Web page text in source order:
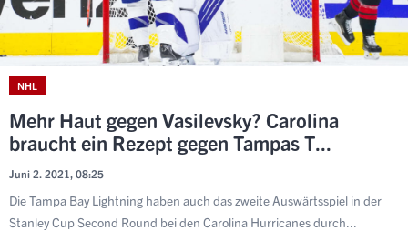
NHL
Mehr Haut gegen Vasilevsky? Carolina
braucht ein Rezept gegen Tampas T...
Juni 2. 2021, 08:25
Die Tampa Bay Lightning haben auch das zweite Auswärtsspiel in der
Stanley Cup Second Round bei den Carolina Hurricanes durch...